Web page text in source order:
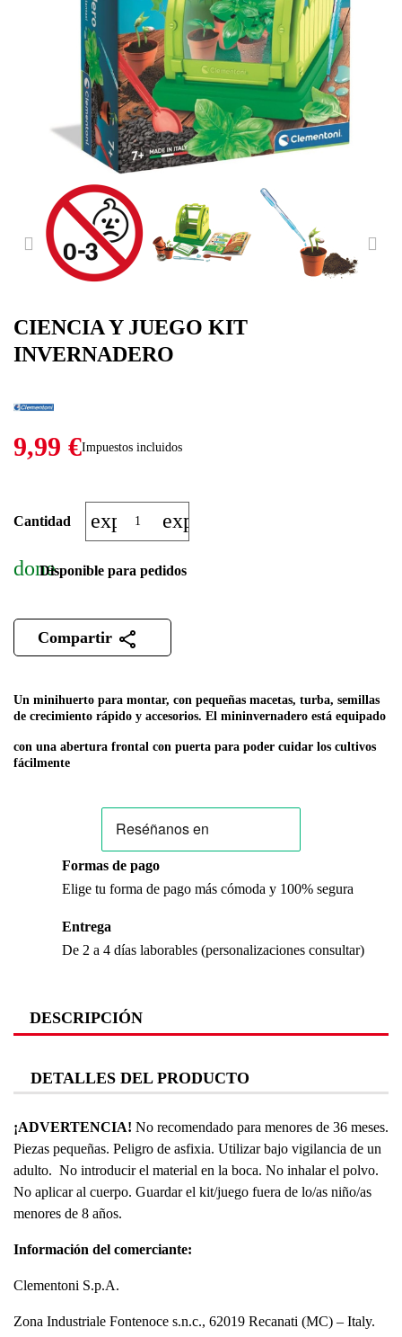
CIENCIA Y JUEGO KIT
INVERNADERO
PREVIOUS
9,99 €Impuestos incluidos
Un minihuerto para montar, con pequeñas macetas, turba, semillas
de crecimiento rápido y accesorios. El mininvernadero está equipado
con una abertura frontal con puerta para poder cuidar los cultivos
fácilmente
Cantidad expand_moreexpand_less
doneDisponible para pedidos
Compartir
Formas de pago
Elige tu forma de pago más cómoda y 100% segura
Entrega
De 2 a 4 días laborables (personalizaciones consultar)
DESCRIPCIÓN
DETALLES DEL PRODUCTO
¡ADVERTENCIA! No recomendado para menores de 36 meses.
Piezas pequeñas. Peligro de asfixia. Utilizar bajo vigilancia de un
adulto. No introducir el material en la boca. No inhalar el polvo.
No aplicar al cuerpo. Guardar el kit/juego fuera de lo/as niño/as
menores de 8 años.
Información del comerciante:
Clementoni S.p.A.
Zona Industriale Fontenoce s.n.c., 62019 Recanati (MC) – Italy.